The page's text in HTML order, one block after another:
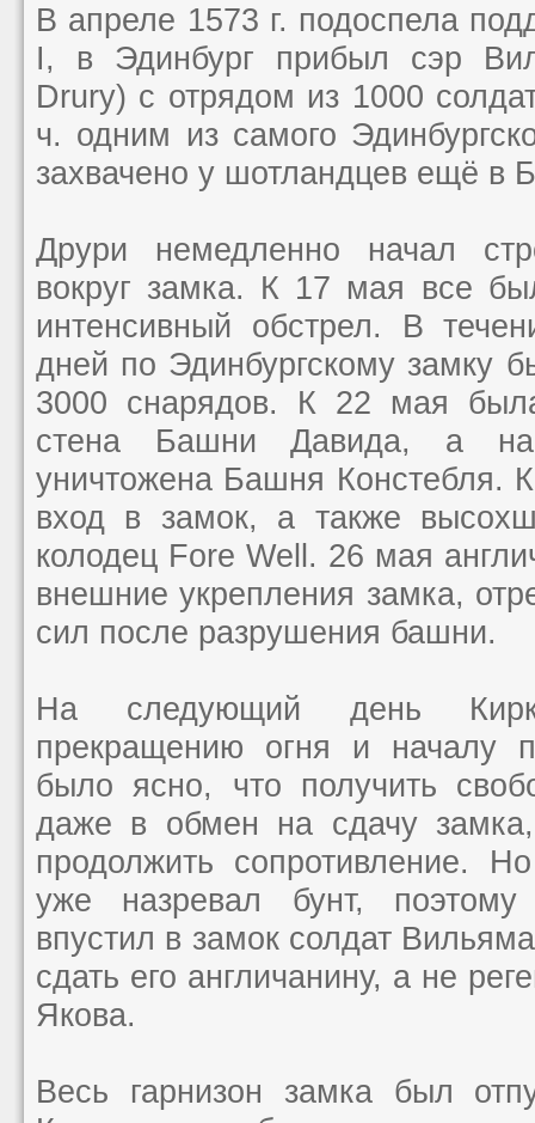
В апреле 1573 г. подоспела
I, в Эдинбург прибыл сэр
Drury) с отрядом из 1000
ч. одним из самого
захвачено у шотландцев ещё в
Друри немедленно начал
вокруг замка. К 17 мая все
интенсивный обстрел. В
дней по Эдинбургскому замку
3000 снарядов. К 22 мая
стена Башни Давида, а
уничтожена Башня Констебля.
вход в замок, а также
колодец Fore Well. 26 мая
внешние укрепления замка,
сил после разрушения башни.
На следующий день
прекращению огня и началу
было ясно, что получить
даже в обмен на сдачу
продолжить сопротивление.
уже назревал бунт,
впустил в замок солдат
сдать его англичанину, а не
Якова.
Весь гарнизон замка был